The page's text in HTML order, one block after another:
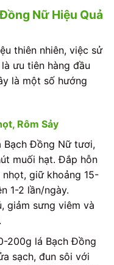
Nữ Hiệu Quả
thiên nhiên, việc sử
ưu tiên hàng đầu
là một số hướng
Rôm Sảy
Bạch Đồng Nữ tươi,
muối hạt. Đắp hỗn
giữ khoảng 15-
1-2 lần/ngày.
giảm sưng viêm và
200g lá Bạch Đồng
sạch, đun sôi với